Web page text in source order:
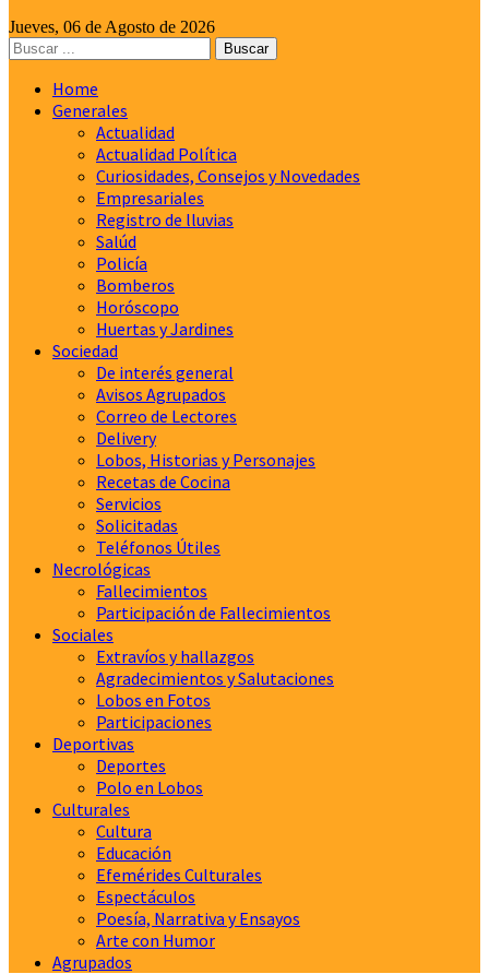
Jueves, 06 de Agosto de 2026
Home
Generales
Actualidad
Actualidad Política
Curiosidades, Consejos y Novedades
Empresariales
Registro de lluvias
Salúd
Policía
Bomberos
Horóscopo
Huertas y Jardines
Sociedad
De interés general
Avisos Agrupados
Correo de Lectores
Delivery
Lobos, Historias y Personajes
Recetas de Cocina
Servicios
Solicitadas
Teléfonos Útiles
Necrológicas
Fallecimientos
Participación de Fallecimientos
Sociales
Extravíos y hallazgos
Agradecimientos y Salutaciones
Lobos en Fotos
Participaciones
Deportivas
Deportes
Polo en Lobos
Culturales
Cultura
Educación
Efemérides Culturales
Espectáculos
Poesía, Narrativa y Ensayos
Arte con Humor
Agrupados